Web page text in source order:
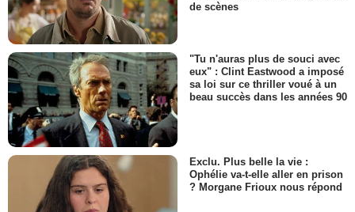
de scènes
"Tu n'auras plus de souci avec
eux" : Clint Eastwood a imposé
sa loi sur ce thriller voué à un
beau succès dans les années 90
Exclu. Plus belle la vie :
Ophélie va-t-elle aller en prison
? Morgane Frioux nous répond